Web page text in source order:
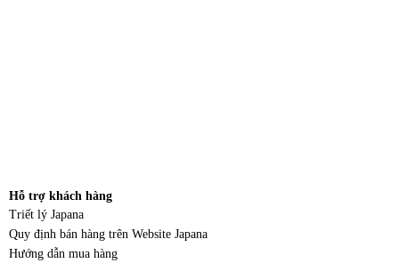
Hỗ trợ khách hàng
Triết lý Japana
Quy định bán hàng trên Website Japana
Hướng dẫn mua hàng